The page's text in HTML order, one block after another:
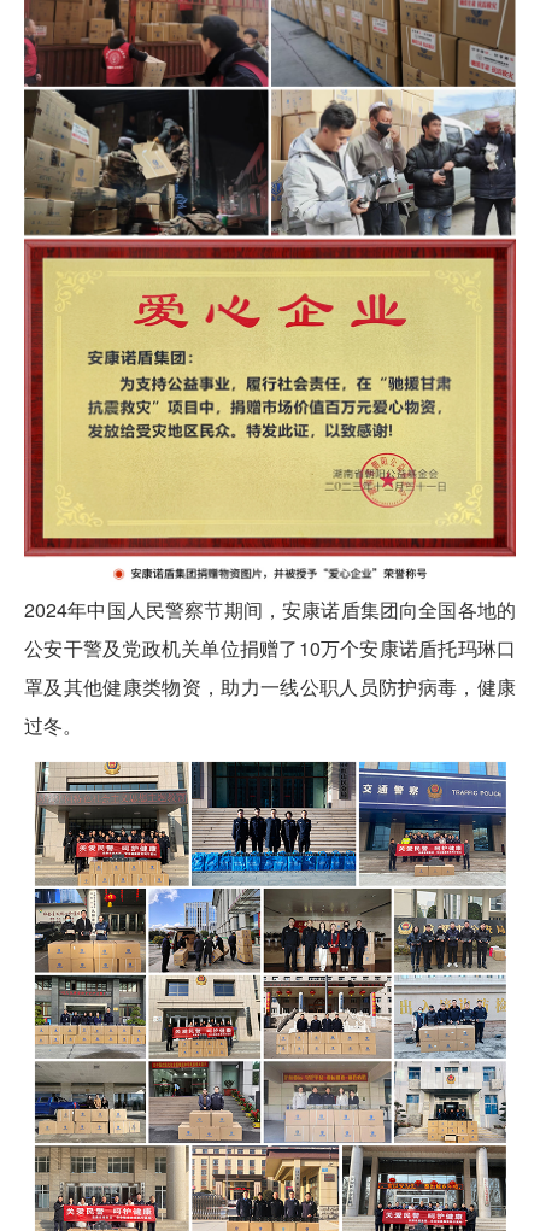
2024年中国人民警察节期间，安康诺盾集团向全国各地的
公安干警及党政机关单位捐赠了10万个安康诺盾托玛琳口
罩及其他健康类物资，助力一线公职人员防护病毒，健康
过冬。